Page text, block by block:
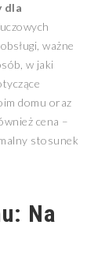
dla
ważne
w jaki
domu oraz
cena –
stosunek
Na